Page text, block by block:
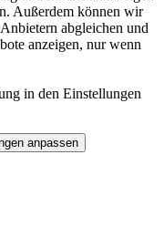
Außerdem können wir
abgleichen und
anzeigen, nur wenn
in den Einstellungen
anpassen